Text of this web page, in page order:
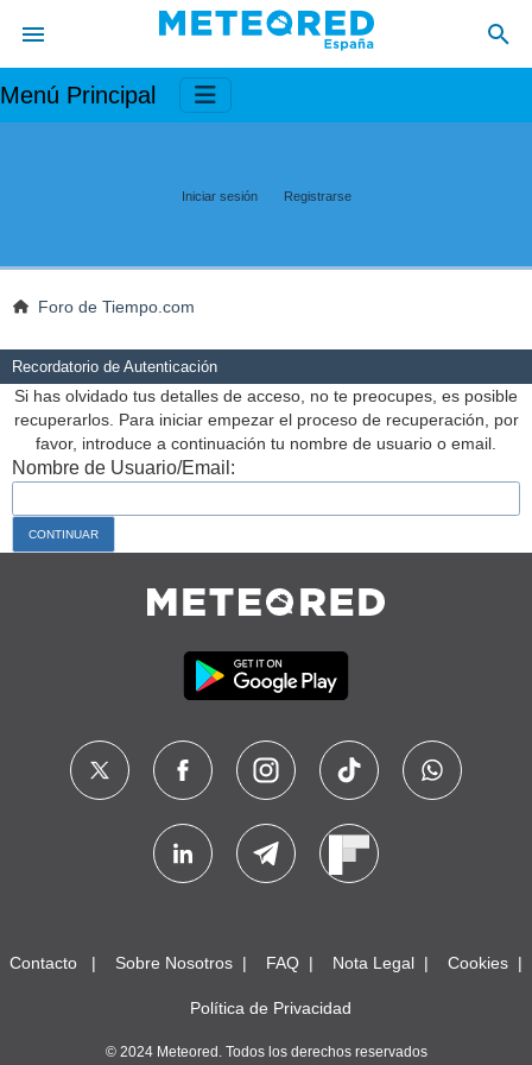
Menú Principal
Iniciar sesión Registrarse
Foro de Tiempo.com
Recordatorio de Autenticación
Si has olvidado tus detalles de acceso, no te preocupes, es posible
recuperarlos. Para iniciar empezar el proceso de recuperación, por
favor, introduce a continuación tu nombre de usuario o email.
Nombre de Usuario/Email:
Contacto Sobre Nosotros FAQ Nota Legal Cookies
Política de Privacidad
© 2024 Meteored. Todos los derechos reservados